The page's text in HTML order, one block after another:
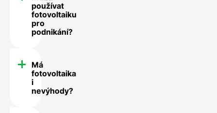
používat
fotovoltaiku
pro
podnikání?
Má
fotovoltaika
i
nevýhody?